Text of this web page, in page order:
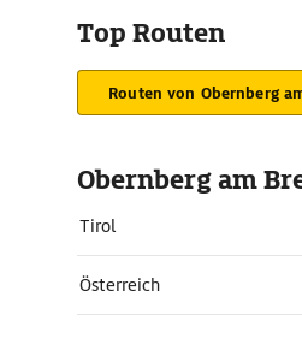
Top Routen
Routen von Obernberg
Obernberg am
Tirol
Österreich